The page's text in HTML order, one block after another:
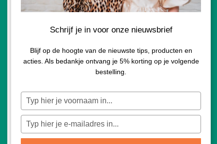
Schrijf je in voor onze nieuwsbrief
Blijf op de hoogte van de nieuwste tips, producten en
acties. Als bedankje ontvang je 5% korting op je volgende
bestelling.
Typ
naam
in
Typ
e-
mailadres